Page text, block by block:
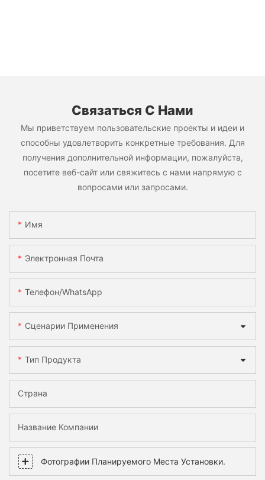
Связаться С Нами
Мы приветствуем пользовательские проекты и идеи и
способны удовлетворить конкретные требования. Для
получения дополнительной информации, пожалуйста,
посетите веб-сайт или свяжитесь с нами напрямую с
вопросами или запросами.
Имя
Электронная Почта
Телефон/WhatsApp
Сценарии Применения
Тип Продукта
Страна
Название Компании
Фотографии Планируемого Места Установки.